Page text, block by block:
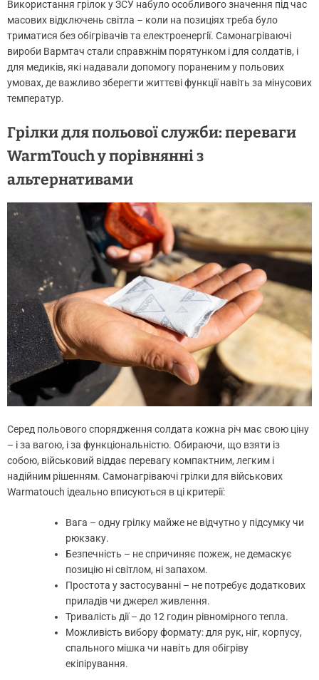
Використання грілок у ЗСУ набуло особливого значення під час
масових відключень світла – коли на позиціях треба було
триматися без обігрівачів та електроенергії. Самонагріваючі
вироби Вармтач стали справжнім порятунком і для солдатів, і
для медиків, які надавали допомогу пораненим у польових
умовах, де важливо зберегти життєві функції навіть за мінусових
температур.
Грілки для польової служби: переваги
WarmTouch у порівнянні з
альтернативами
Серед польового спорядження солдата кожна річ має свою ціну
– і за вагою, і за функціональністю. Обираючи, що взяти із
собою, військовий віддає перевагу компактним, легким і
надійним рішенням. Самонагріваючі грілки для військових
Warmatouch ідеально вписуються в ці критерії:
Вага – одну грілку майже не відчутно у підсумку чи
рюкзаку.
Безпечність – не спричиняє пожеж, не демаскує
позицію ні світлом, ні запахом.
Простота у застосуванні – не потребує додаткових
приладів чи джерел живлення.
Тривалість дії – до 12 годин рівномірного тепла.
Можливість вибору формату: для рук, ніг, корпусу,
спального мішка чи навіть для обігріву
екіпірування.